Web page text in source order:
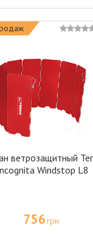
ветрозащитный
Windstop L8
756грн